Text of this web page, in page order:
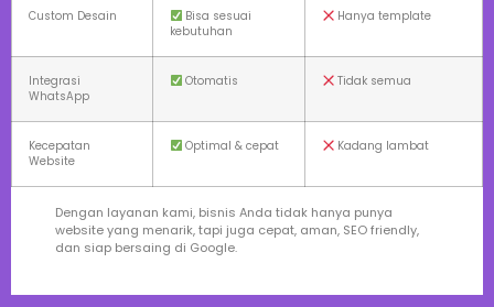
Custom Desain
Bisa sesuai
kebutuhan
Hanya template
Integrasi
WhatsApp
Otomatis Tidak semua
Kecepatan
Website
Optimal & cepat Kadang lambat
Dengan layanan kami, bisnis Anda tidak hanya punya
website yang menarik, tapi juga cepat, aman, SEO friendly,
dan siap bersaing di Google.